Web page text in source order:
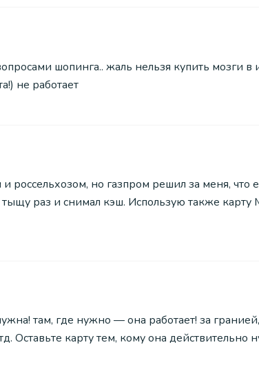
шопинга.. жаль нельзя купить мозги
не работает
но газпром решил за меня, что
раз и снимал кэш. Использую также карту
там, где нужно — она работает! за
Оставьте карту тем, кому она действительно